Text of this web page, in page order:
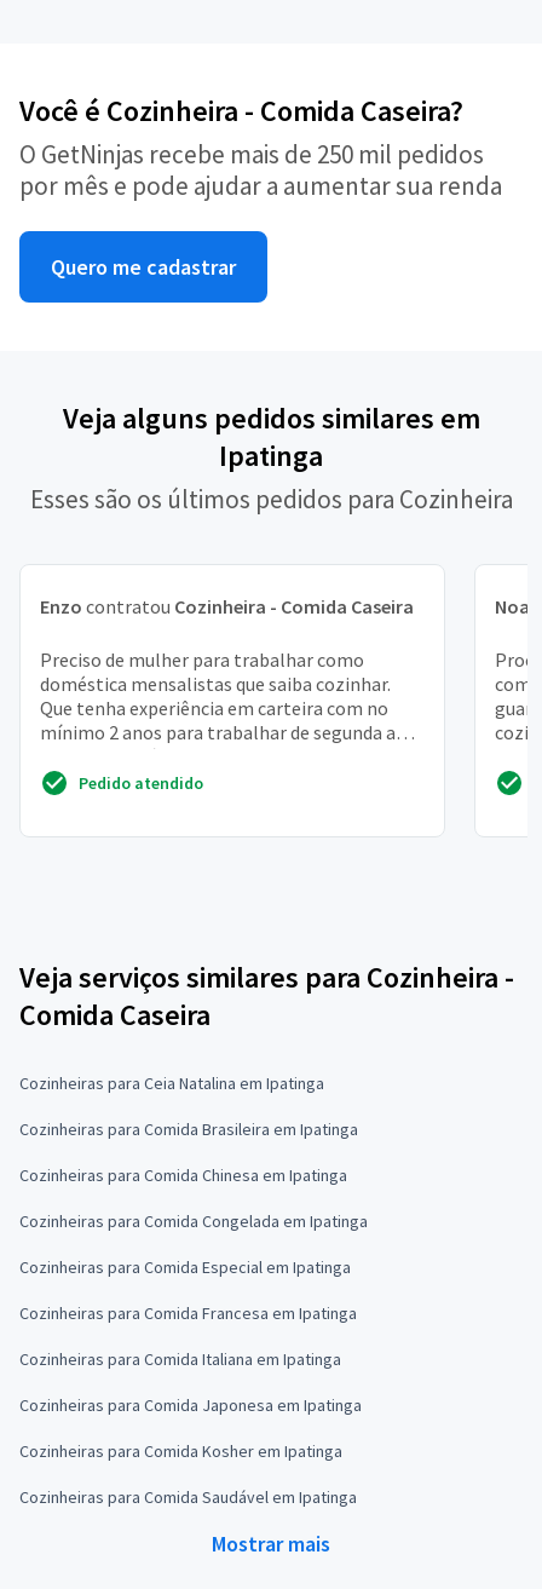
Você é Cozinheira - Comida Caseira?
O GetNinjas recebe mais de 250 mil pedidos
por mês e pode ajudar a aumentar sua renda
Quero me cadastrar
Veja alguns pedidos similares em
Ipatinga
Esses são os últimos pedidos para Cozinheira
Enzo contratou Cozinheira - Comida Caseira
Preciso de mulher para trabalhar como
doméstica mensalistas que saiba cozinhar.
Que tenha experiência em carteira com no
mínimo 2 anos para trabalhar de segunda a
sexta e dois sábados qui...
Pedido atendido
Noah
Veja serviços similares para Cozinheira -
Comida Caseira
Cozinheiras para Ceia Natalina em Ipatinga
Cozinheiras para Comida Brasileira em Ipatinga
Cozinheiras para Comida Chinesa em Ipatinga
Cozinheiras para Comida Congelada em Ipatinga
Cozinheiras para Comida Especial em Ipatinga
Cozinheiras para Comida Francesa em Ipatinga
Cozinheiras para Comida Italiana em Ipatinga
Cozinheiras para Comida Japonesa em Ipatinga
Cozinheiras para Comida Kosher em Ipatinga
Cozinheiras para Comida Saudável em Ipatinga
Mostrar mais